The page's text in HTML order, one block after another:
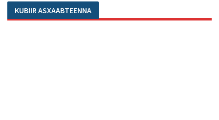
KUBIIR ASXAABTEENNA